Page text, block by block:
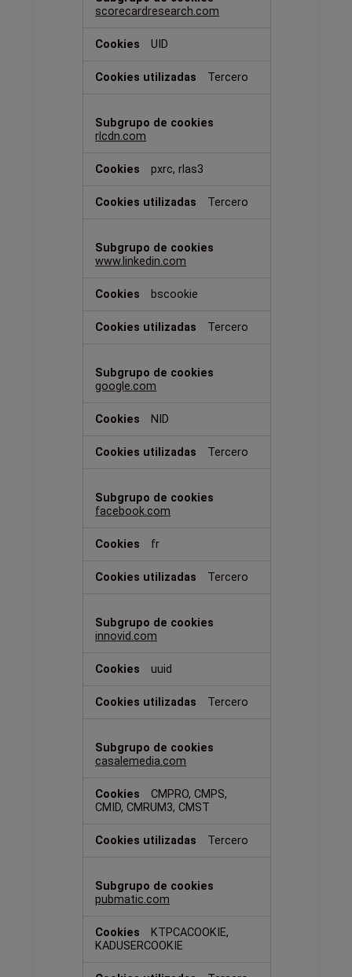
scorecardresearch.com
UID
Tercero
rlcdn.com
pxrc, rlas3
Tercero
www.linkedin.com
bscookie
Tercero
google.com
NID
Tercero
facebook.com
fr
Tercero
innovid.com
uuid
Tercero
casalemedia.com
CMPRO, CMPS,
CMID, CMRUM3, CMST
Tercero
pubmatic.com
KTPCACOOKIE,
KADUSERCOOKIE